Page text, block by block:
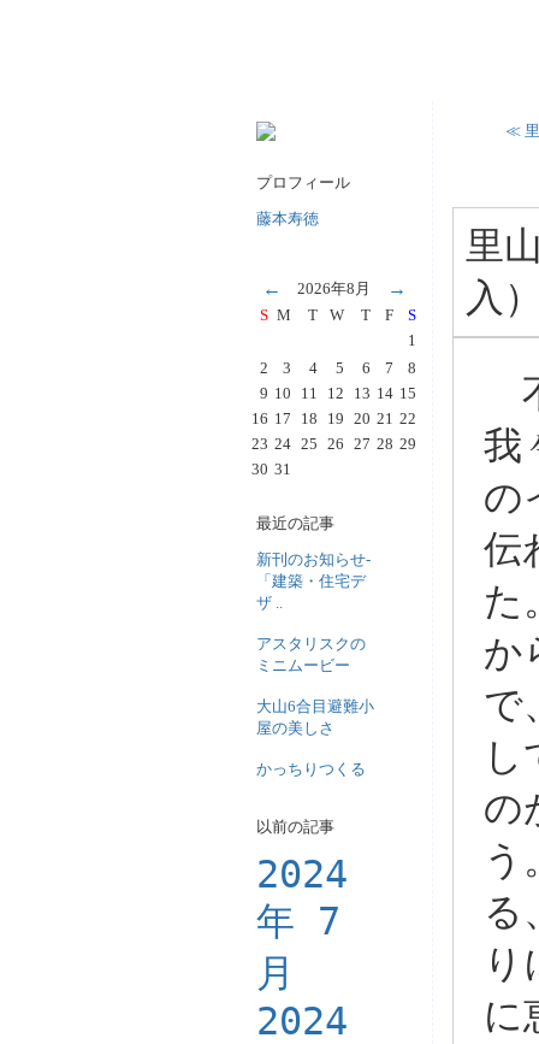
プロフィール
藤本寿徳
← 2026年8月 →
S M T W T F
S
1
2
3 4 5 6 7
8
9 10 11 12 13 14 15
16 17 18 19 20 21 22
23 24 25 26 27 28 29
30 31
最近の記事
新刊のお知らせ-
「建築・住宅デ
ザ ..
アスタリスクの
ミニムービー
大山6合目避難小
屋の美しさ
かっちりつくる
以前の記事
2024
年 7
月
2024
≪
里
入
我
の
伝
た
か
で
し
の
う
る
り
に